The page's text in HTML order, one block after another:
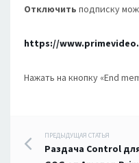
Отключить подписку
https://
Нажать на кнопку «End
ПРЕДЫДУЩАЯ СТАТЬЯ
Раздача Control